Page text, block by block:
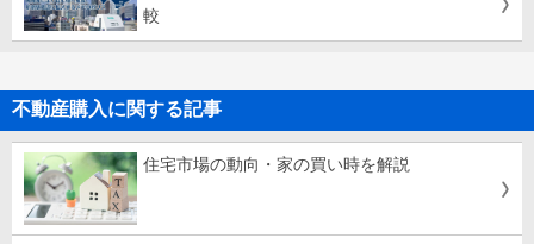
較
不動産購入に関する記事
住宅市場の動向・家の買い時を解説